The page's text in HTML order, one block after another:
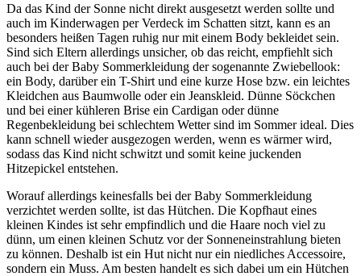
Da das Kind der Sonne nicht direkt ausgesetzt werden sollte und
auch im Kinderwagen per Verdeck im Schatten sitzt, kann es an
besonders heißen Tagen ruhig nur mit einem Body bekleidet sein.
Sind sich Eltern allerdings unsicher, ob das reicht, empfiehlt sich
auch bei der Baby Sommerkleidung der sogenannte Zwiebellook:
ein Body, darüber ein T-Shirt und eine kurze Hose bzw. ein leichtes
Kleidchen aus Baumwolle oder ein Jeanskleid. Dünne Söckchen
und bei einer kühleren Brise ein Cardigan oder dünne
Regenbekleidung bei schlechtem Wetter sind im Sommer ideal. Dies
kann schnell wieder ausgezogen werden, wenn es wärmer wird,
sodass das Kind nicht schwitzt und somit keine juckenden
Hitzepickel entstehen.
Worauf allerdings keinesfalls bei der Baby Sommerkleidung
verzichtet werden sollte, ist das Hütchen. Die Kopfhaut eines
kleinen Kindes ist sehr empfindlich und die Haare noch viel zu
dünn, um einen kleinen Schutz vor der Sonneneinstrahlung bieten
zu können. Deshalb ist ein Hut nicht nur ein niedliches Accessoire,
sondern ein Muss. Am besten handelt es sich dabei um ein Hütchen